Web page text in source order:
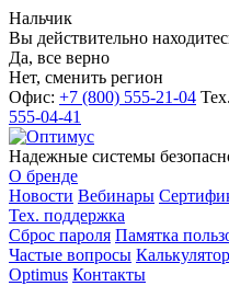
Нальчик
Вы действительно
Да, все верно
Нет, сменить регион
Офис: +7 (800) 555-21-04
555-04-41
Надежные системы
О бренде
Новости Вебинары
Тех. поддержка
Сброс пароля Памятка
Частые вопросы
Optimus Контакты